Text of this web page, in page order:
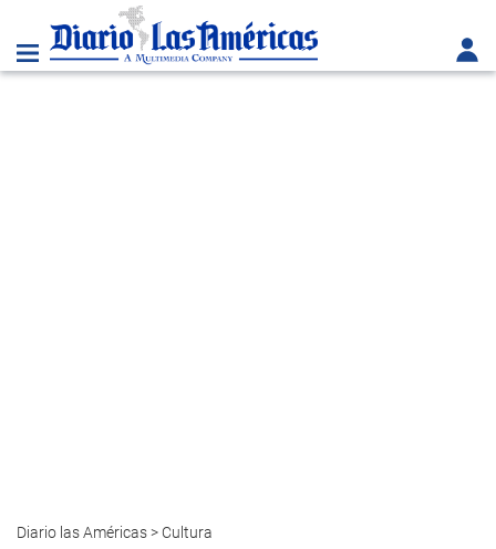
Diario las Américas> Cultura